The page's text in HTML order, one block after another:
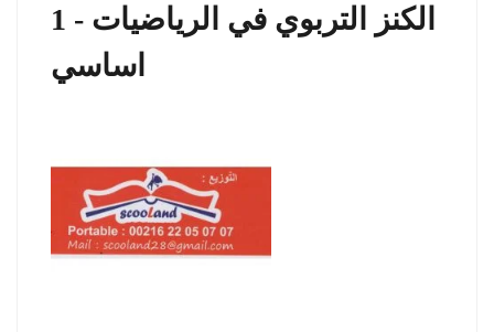
الكنز التربوي في الرياضيات - 1
اساسي